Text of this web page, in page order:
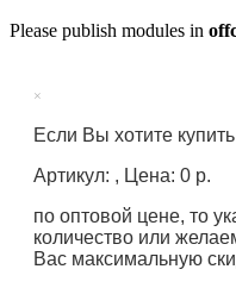
Please publish modules in
×
Если Вы хотите купить
Артикул: , Цена: 0 р.
по оптовой цене, то
количество или
Вас максимальную